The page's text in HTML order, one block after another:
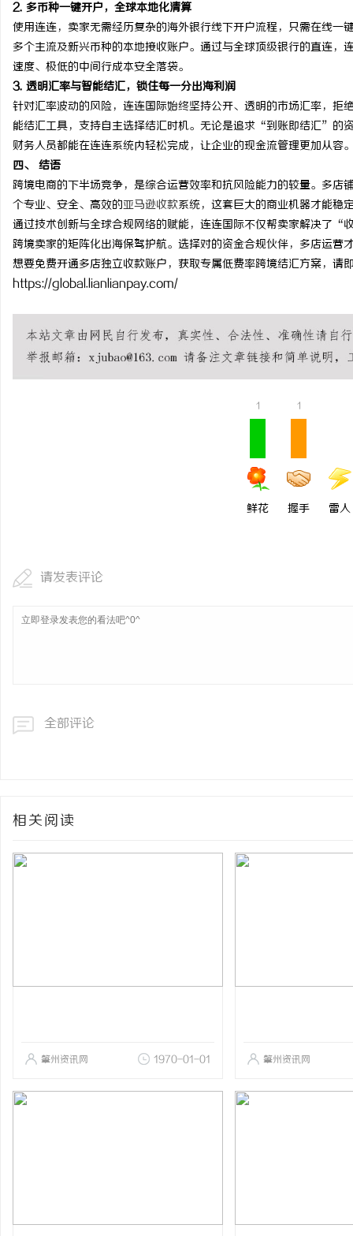
2. 多币种一键开户，全球本地化清算
使用连连，卖家无需经历复杂的海外银行线下开户流程，只需在线
多个主流及新兴币种的本地接收账户。通过与全球顶级银行的直连
速度、极低的中间行成本安全落袋。
3. 透明汇率与智能结汇，锁住每一分出海利润
针对汇率波动的风险，连连国际始终坚持公开、透明的市场汇率，
能结汇工具，支持自主选择结汇时机。无论是追求“到账即结汇”
财务人员都能在连连系统内轻松完成，让企业的现金流管理更加从容
四、 结语
跨境电商的下半场竞争，是综合运营效率和抗风险能力的较量。多
个专业、安全、高效的亚马逊收款系统，这套巨大的商业机器才能稳
通过技术创新与全球合规网络的赋能，连连国际不仅帮卖家解决了
跨境卖家的矩阵化出海保驾护航。选择对的资金合规伙伴，多店运营
想要免费开通多店独立收款账户，获取专属低费率跨境结汇方案，请
https://global.lianlianpay.com/
1
鲜花
1
握手 雷人
请发表评论
全部评论
相关阅读
肇州资讯网 1970-01-01 肇州资讯网